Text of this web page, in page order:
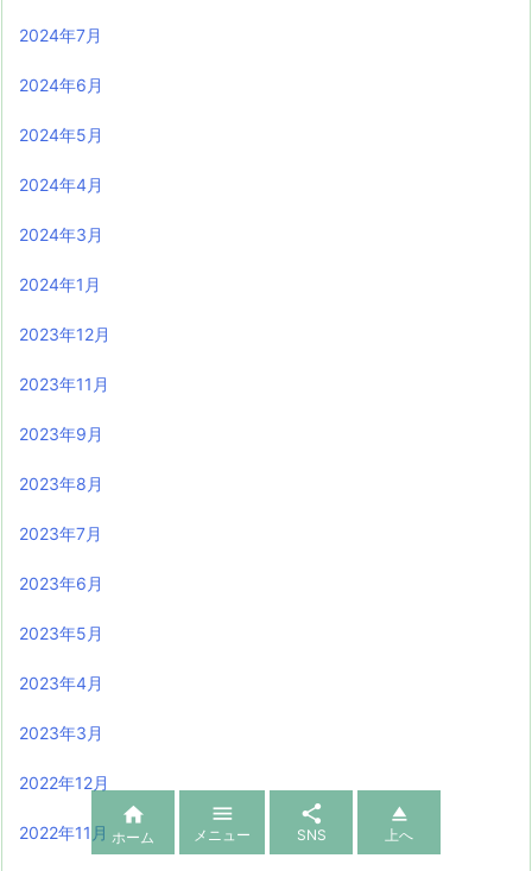
2024年7月
2024年6月
2024年5月
2024年4月
2024年3月
2024年1月
2023年12月
2023年11月
2023年9月
2023年8月
2023年7月
2023年6月
2023年5月
2023年4月
2023年3月
2022年12月
2022年11月

ホーム

メニュー

SNS

上へ